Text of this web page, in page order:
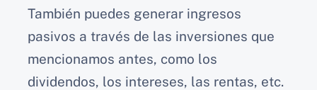
También puedes generar ingresos
pasivos a través de las inversiones que
mencionamos antes, como los
dividendos, los intereses, las rentas, etc.